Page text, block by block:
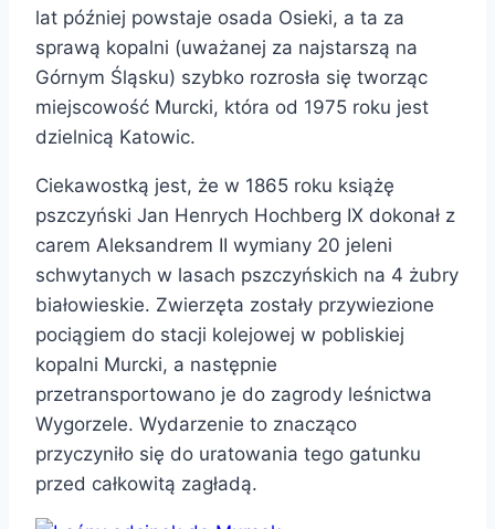
lat później powstaje osada Osieki, a ta za
sprawą kopalni (uważanej za najstarszą na
Górnym Śląsku) szybko rozrosła się tworząc
miejscowość Murcki, która od 1975 roku jest
dzielnicą Katowic.
Ciekawostką jest, że w 1865 roku książę
pszczyński Jan Henrych Hochberg IX dokonał z
carem Aleksandrem II wymiany 20 jeleni
schwytanych w lasach pszczyńskich na 4 żubry
białowieskie. Zwierzęta zostały przywiezione
pociągiem do stacji kolejowej w pobliskiej
kopalni Murcki, a następnie
przetransportowano je do zagrody leśnictwa
Wygorzele. Wydarzenie to znacząco
przyczyniło się do uratowania tego gatunku
przed całkowitą zagładą.